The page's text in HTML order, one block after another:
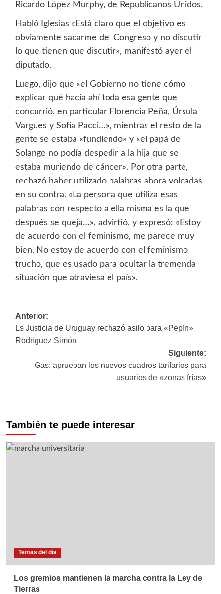
Ricardo López Murphy, de Republicanos Unidos.
Habló Iglesias «Está claro que el objetivo es
obviamente sacarme del Congreso y no discutir
lo que tienen que discutir», manifestó ayer el
diputado.
Luego, dijo que «el Gobierno no tiene cómo
explicar qué hacía ahí toda esa gente que
concurrió, en particular Florencia Peña, Úrsula
Vargues y Sofía Pacci…», mientras el resto de la
gente se estaba «fundiendo» y «el papá de
Solange no podía despedir a la hija que se
estaba muriendo de cáncer». Por otra parte,
rechazó haber utilizado palabras ahora volcadas
en su contra. «La persona que utiliza esas
palabras con respecto a ella misma es la que
después se queja…», advirtió, y expresó: «Estoy
de acuerdo con el feminismo, me parece muy
bien. No estoy de acuerdo con el feminismo
trucho, que es usado para ocultar la tremenda
situación que atraviesa el país».
Navegación
de
entradas
Anterior:
Ls Justicia de Uruguay rechazó asilo para «Pepín»
Rodríguez Simón
Siguiente:
Gas: aprueban los nuevos cuadros tarifarios para
usuarios de «zonas frías»
También te puede interesar
Temas del dia
Los gremios mantienen la marcha contra la Ley de
Tierras